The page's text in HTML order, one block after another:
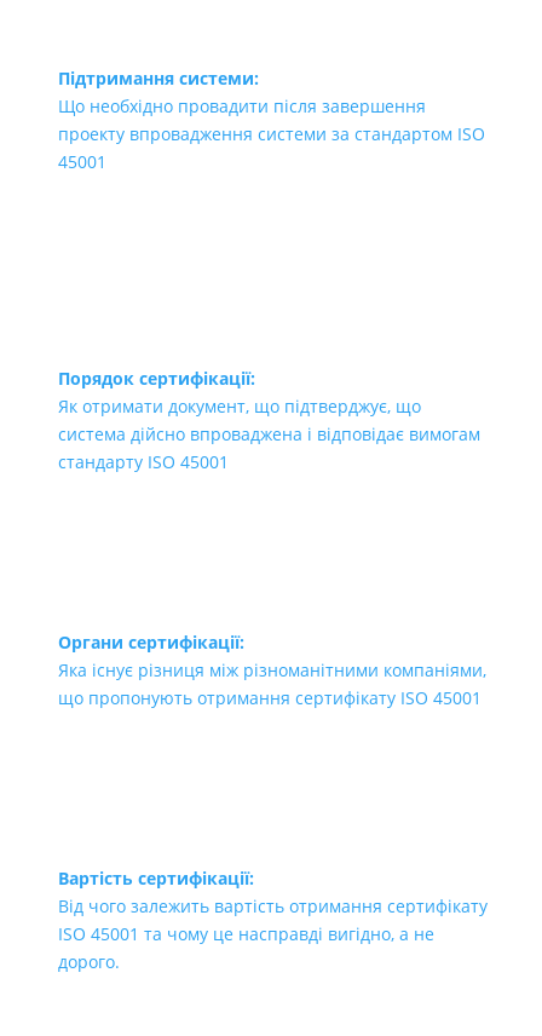
Підтримання системи:
Що необхідно провадити після завершення
проекту впровадження системи за стандартом ISO
45001
Порядок сертифікації:
Як отримати документ, що підтверджує, що
система дійсно впроваджена і відповідає вимогам
стандарту ISO 45001
Органи сертифікації:
Яка існує різниця між різноманітними компаніями,
що пропонують отримання сертифікату ISO 45001
Вартість сертифікації:
Від чого залежить вартість отримання сертифікату
ISO 45001 та чому це насправді вигідно, а не
дорого.